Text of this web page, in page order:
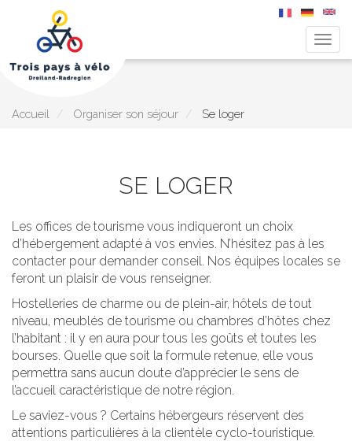
Aller
principal
Accueil Organiser son séjour Se loger
SE LOGER
Les offices de tourisme vous indiqueront un choix
d’hébergement adapté à vos envies. N’hésitez pas à les
contacter pour demander conseil. Nos équipes locales se
feront un plaisir de vous renseigner.
Hostelleries de charme ou de plein-air, hôtels de tout
niveau, meublés de tourisme ou chambres d’hôtes chez
l’habitant : il y en aura pour tous les goûts et toutes les
bourses. Quelle que soit la formule retenue, elle vous
permettra sans aucun doute d’apprécier le sens de
l’accueil caractéristique de notre région.
Le saviez-vous ? Certains hébergeurs réservent des
attentions particulières à la clientèle cyclo-touristique.